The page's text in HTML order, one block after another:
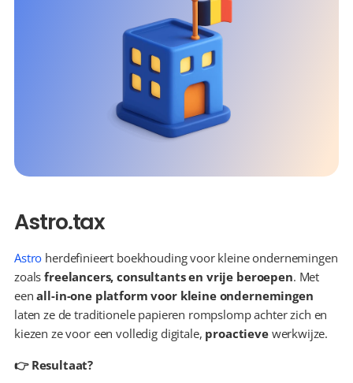
Astro.tax
Astro herdefinieert boekhouding voor kleine ondernemingen
zoals freelancers, consultants en vrije beroepen. Met
een all-in-one platform voor kleine ondernemingen
laten ze de traditionele papieren rompslomp achter zich en
kiezen ze voor een volledig digitale, proactieve werkwijze.
👉 Resultaat?